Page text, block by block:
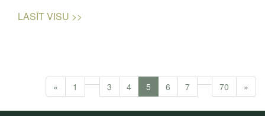
LASĪT VISU >>
« 1 3 4 5 6 7 70 »